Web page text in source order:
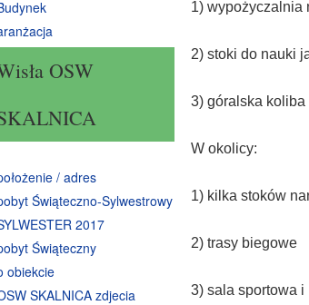
1) wypożyczalnia
2) stoki do nauki
3) góralska koliba
W okolicy:
1) kilka stoków
2) trasy biegowe
3) sala sportowa i
OSW
/ adres
Świąteczno-Sylwestrowy
2017
Świąteczny
obiekcie
SKALNICA zdjecia